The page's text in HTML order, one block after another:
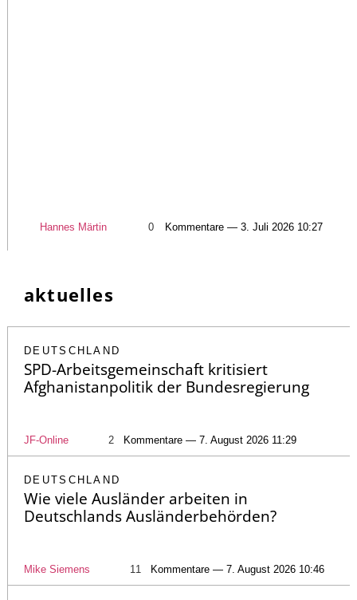
Hannes Märtin 0 Kommentare — 3. Juli 2026 10:27
aktuelles
DEUTSCHLAND
SPD-Arbeitsgemeinschaft kritisiert
Afghanistanpolitik der Bundesregierung
JF-Online 2 Kommentare — 7. August 2026 11:29
DEUTSCHLAND
Wie viele Ausländer arbeiten in
Deutschlands Ausländerbehörden?
Mike Siemens 11 Kommentare — 7. August 2026 10:46